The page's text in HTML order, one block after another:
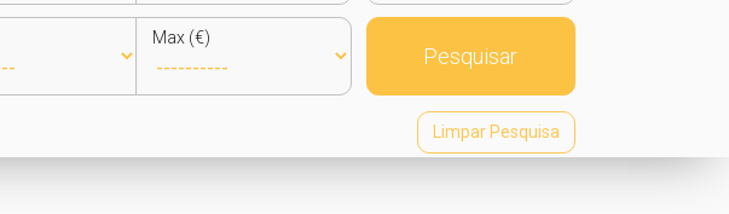
Max (€)
Pesquisar
Limpar Pesquisa